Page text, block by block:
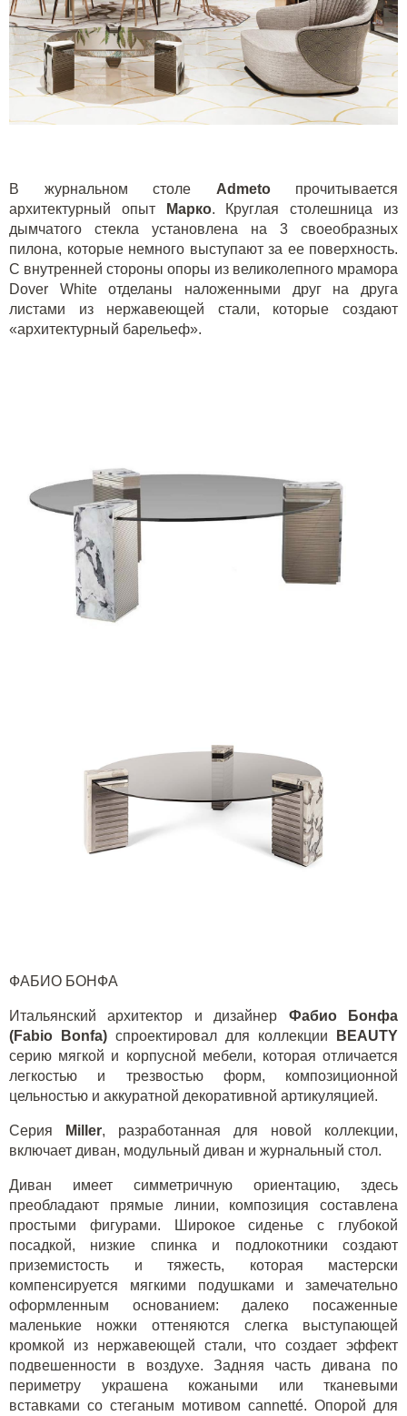
В журнальном столе Admeto
прочитывается
архитектурный опыт
Марко. Круглая столешница из
дымчатого стекла установлена на 3 своеобразных
пилона, которые немного выступают за ее поверхность.
С внутренней стороны опоры из великолепного мрамора
Dover White отделаны наложенными друг на друга
листами из нержавеющей стали, которые создают
«архитектурный барельеф».
ФАБИО БОНФА
Итальянский архитектор и дизайнер Фабио Бонфа
(Fabio Bonfa) спроектировал для коллекции
BEAUTY
серию мягкой и корпусной мебели, которая отличается
легкостью и трезвостью форм, композиционной
цельностью и аккуратной декоративной артикуляцией.
Серия Miller, разработанная для новой коллекции,
включает диван, модульный диван и журнальный стол.
Диван имеет симметричную ориентацию, здесь
преобладают прямые линии, композиция составлена
простыми фигурами. Широкое сиденье с глубокой
посадкой, низкие спинка и подлокотники создают
приземистость и тяжесть, которая мастерски
компенсируется мягкими подушками и замечательно
оформленным основанием: далеко посаженные
маленькие ножки оттеняются слегка выступающей
кромкой из нержавеющей стали, что создает эффект
подвешенности в воздухе. Задняя часть дивана по
периметру украшена кожаными или тканевыми
вставками со стеганым мотивом cannetté. Опорой для